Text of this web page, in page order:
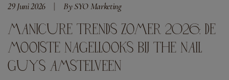
29 Juni 2026 By SYO Marketing
MANICURE TRENDS ZOMER 2026: DE
MOOISTE NAGELLOOKS BIJ THE NAIL
GUYS AMSTELVEEN